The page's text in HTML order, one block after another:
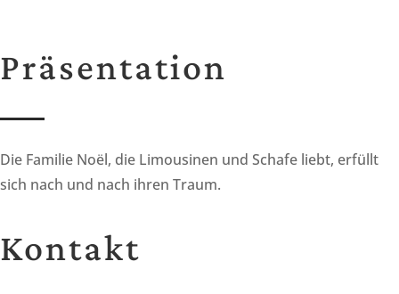
Präsentation
Die Familie Noël, die Limousinen und Schafe liebt, erfüllt
sich nach und nach ihren Traum.
Kontakt